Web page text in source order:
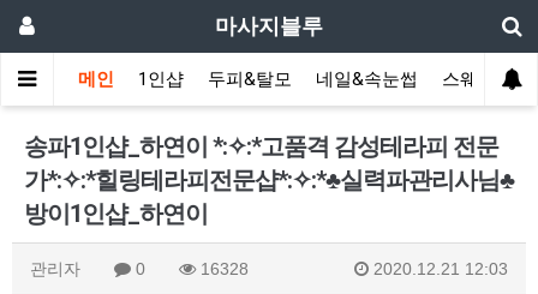
마사지블루
메인 1인샵 두피&탈모 네일&속눈썹 스웨디시(
송파1인샵_하연이 *:✧:*고품격 감성테라피 전문
가​*:✧:* 힐링테라피전문샵*:✧:* ♣실력파관리사님♣
방이1인샵_하연이
관리자 0 16328 2020.12.21 12:03